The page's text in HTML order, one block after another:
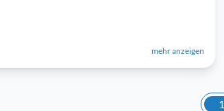
mehr anzeigen
1